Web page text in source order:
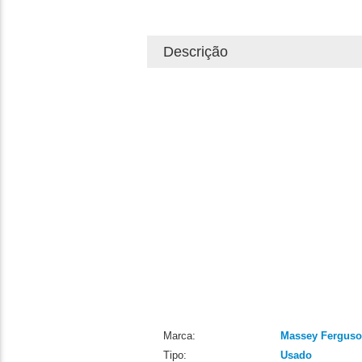
Descrição
Marca:
Massey
Tipo:
Usado